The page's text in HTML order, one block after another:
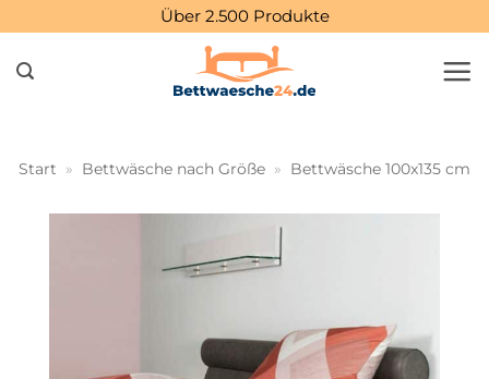
springen
Über 2.500 Produkte
Start » Bettwäsche nach Größe » Bettwäsche 100x135 cm